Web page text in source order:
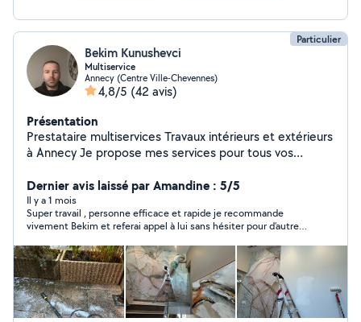
Particulier
Bekim Kunushevci
Multiservice
Annecy (Centre Ville-Chevennes)
4,8/5 (42 avis)
Présentation
Prestataire multiservices Travaux intérieurs et extérieurs
à Annecy Je propose mes services pour tous vos
intérieure et extérieure pose de carrelage et faïence
pose de parquet montage de meubles pose d'étagères,
luminaires, tringles etc travaux de plomberie et
électricité entretien extérieur et jardin terrasse, clôture,
portail nettoyage et remise en état Travail sérieux,
soigné et rapide. Intervention sur Annecy et ses
alentours.
Dernier avis laissé par Amandine : 5/5
Il y a 1 mois
Super travail , personne efficace et rapide je recommande
vivement Bekim et referai appel à lui sans hésiter pour d’autres